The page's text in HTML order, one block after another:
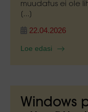
muudatus ei ole
[...]
22.04.2026
Loe edasi
Windows